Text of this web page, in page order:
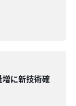
に新技術確